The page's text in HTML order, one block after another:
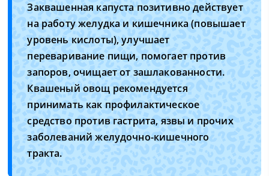
Заквашенная капуста позитивно действует
на работу желудка и кишечника (повышает
уровень кислоты), улучшает
переваривание пищи, помогает против
запоров, очищает от зашлакованности.
Квашеный овощ рекомендуется
принимать как профилактическое
средство против гастрита, язвы и прочих
заболеваний желудочно-кишечного
тракта.